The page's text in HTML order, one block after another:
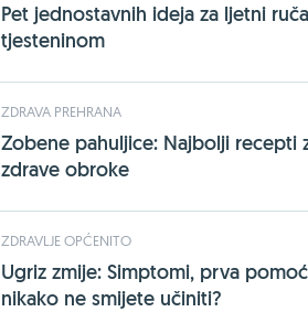
Pet jednostavnih ideja za ljetni
tjesteninom
ZDRAVA PREHRANA
Zobene pahuljice: Najbolji recepti
zdrave obroke
ZDRAVLJE OPĆENITO
Ugriz zmije: Simptomi, prva
nikako ne smijete učiniti?